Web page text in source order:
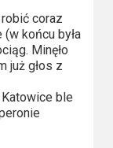
coraz
końcu była
Minęło
już głos z
ble